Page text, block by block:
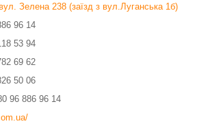
Зелена 238 (заїзд з вул.Луганська 1б)
96 14
53 94
69 62
50 06
96 886 96 14